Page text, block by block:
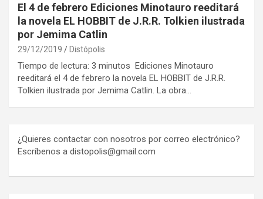
El 4 de febrero Ediciones Minotauro reeditará
la novela EL HOBBIT de J.R.R. Tolkien ilustrada
por Jemima Catlin
29/12/2019 Distópolis
Tiempo de lectura: 3 minutos Ediciones Minotauro
reeditará el 4 de febrero la novela EL HOBBIT de J.R.R.
Tolkien ilustrada por Jemima Catlin. La obra…
¿Quieres contactar con nosotros por correo electrónico?
Escríbenos a distopolis@gmail.com